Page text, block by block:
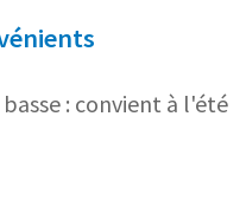
basse : convient à l'été